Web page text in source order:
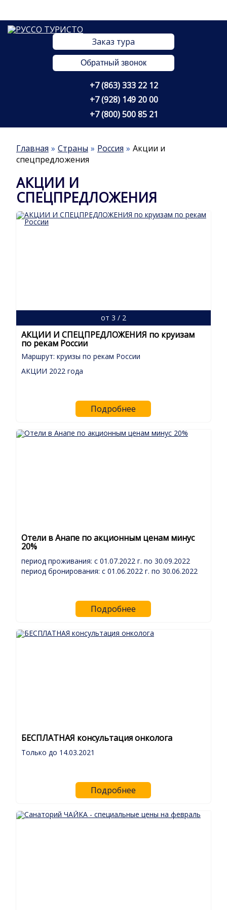
Заказ тура
Обратный звонок
+7 (863) 333 22 12
+7 (928) 149 20 00
+7 (800) 500 85 21
Главная Страны Россия
Акции и
спецпредложения
АКЦИИ И
СПЕЦПРЕДЛОЖЕНИЯ
от 3 / 2
АКЦИИ И СПЕЦПРЕДЛОЖЕНИЯ по круизам
по рекам России
Маршрут: круизы по рекам России
АКЦИИ 2022 года
Подробнее
Отели в Анапе по акционным ценам минус
20%
период проживания: с 01.07.2022 г. по 30.09.2022
период бронирования: с 01.06.2022 г. по 30.06.2022
Подробнее
БЕСПЛАТНАЯ консультация онколога
Только до 14.03.2021
Подробнее